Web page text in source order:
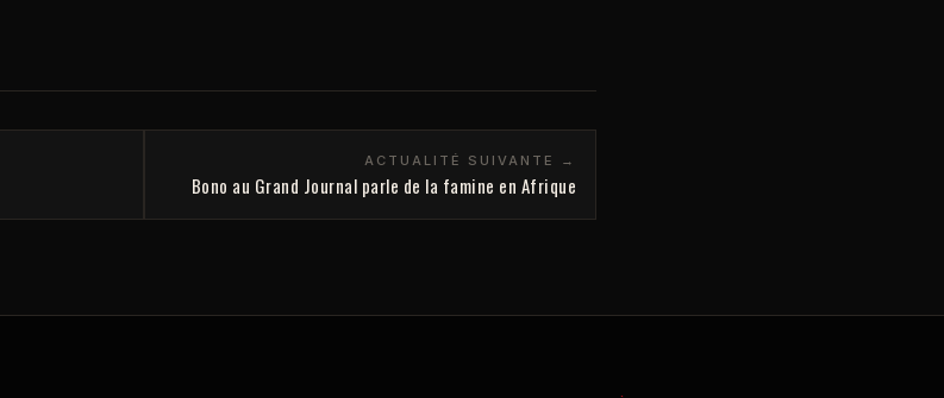
ACTUALITÉ SUIVANTE →
Bono au Grand Journal parle de la famine en Afrique